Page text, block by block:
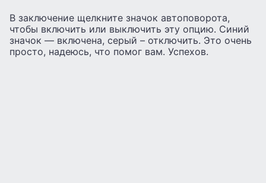
В заключение щелкните значок автоповорота,
чтобы включить или выключить эту опцию. Синий
значок — включена, серый – отключить. Это очень
просто, надеюсь, что помог вам. Успехов.